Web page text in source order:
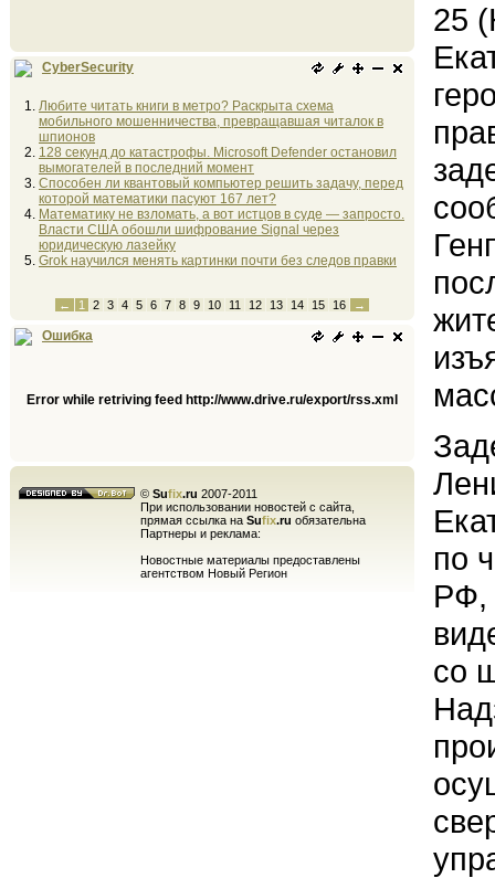
CyberSecurity
Любите читать книги в метро? Раскрыта схема
мобильного мошенничества, превращавшая читалок в
шпионов
128 секунд до катастрофы. Microsoft Defender остановил
вымогателей в последний момент
Способен ли квантовый компьютер решить задачу, перед
которой математики пасуют 167 лет?
Математику не взломать, а вот истцов в суде — запросто.
Власти США обошли шифрование Signal через
юридическую лазейку
Grok научился менять картинки почти без следов правки
← 1 2 3 4 5 6 7 8 9 10 11 12 13 14 15 16 →
Ошибка
Error while retriving feed http://www.drive.ru/export/rss.xml
© Sufix.ru 2007-2011
При использовании новостей с сайта,
прямая ссылка на Sufix.ru обязательна
Партнеры и реклама:
Новостные материалы предоставлены
агентством Новый Регион
25
по
РФ,
со